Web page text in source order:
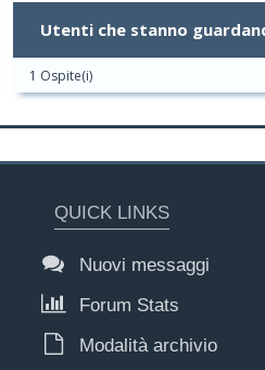
Utenti che stanno
1 Ospite(i)
QUICK LINKS
Nuovi messaggi
Forum Stats
Modalità archivio